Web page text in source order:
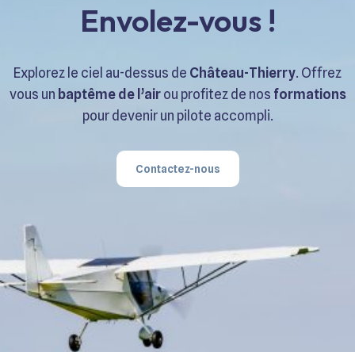
Envolez-vous !
Explorez le ciel au-dessus de Château-Thierry. Offrez
vous un baptême de l’airou profitez de nos formations
pour devenir un pilote accompli.
Contactez-nous